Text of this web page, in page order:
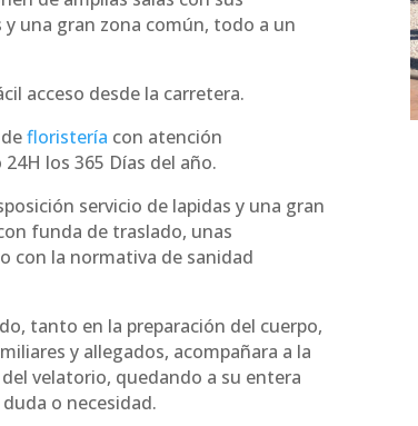
una gran zona común, todo a un
acceso desde la carretera.
defloristería con atención
los 365 Días del año.
servicio de lapidas y una gran
funda de traslado, unas
con la normativa de sanidad
tanto en la preparación del cuerpo,
y allegados, acompañara a la
velatorio, quedando a su entera
o necesidad.